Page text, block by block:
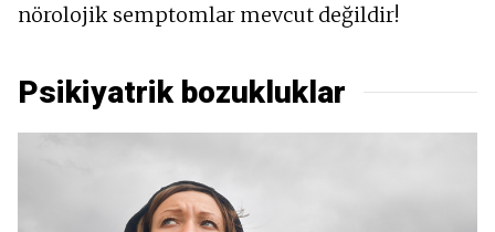
nörolojik semptomlar mevcut değildir!
Psikiyatrik bozukluklar